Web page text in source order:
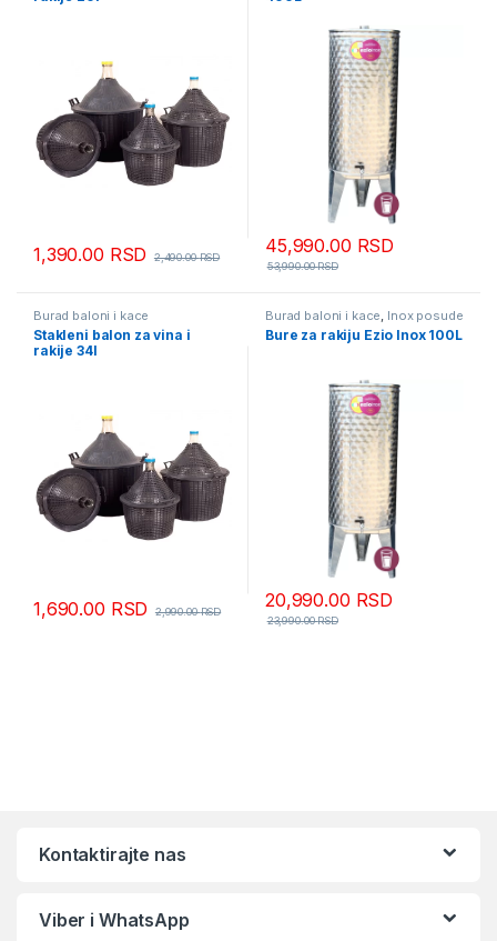
1,390.00 RSD 2,490.00RSD
45,990.00 RSD
53,990.00RSD
Burad baloni i kace
Stakleni balon za vina i
rakije 34l
1,690.00 RSD 2,990.00RSD
Burad baloni i kace Inox posude
Bure za rakiju Ezio Inox 100L
20,990.00 RSD
23,990.00RSD
Kontaktirajte nas
Viber i WhatsApp